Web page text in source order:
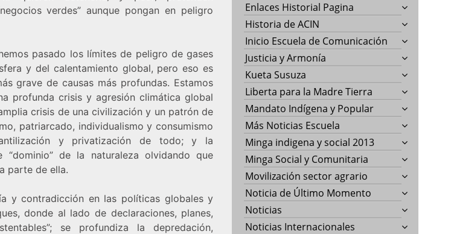
verdes” aunque pongan en peligro
pasado los límites de peligro de gases
y del calentamiento global, pero eso es
grave de causas más profundas. Estamos
profunda crisis y agresión climática global
crisis de una civilización y un patrón de
patriarcado, individualismo y consumismo
y privatización de todo; y la
“dominio” de la naturaleza olvidando que
parte de ella.
y contradicción en las políticas globales y
donde al lado de declaraciones, planes,
se profundiza la depredación,
Enlaces Historial Pagina
Historia de ACIN
Inicio Escuela de Comunicación
Justicia y Armonía
Kueta Susuza
Liberta para la Madre Tierra
Mandato Indígena y Popular
Más Noticias Escuela
Minga indigena y social 2013
Minga Social y Comunitaria
Movilización sector agrario
Noticia de Último Momento
Noticias
Noticias Internacionales